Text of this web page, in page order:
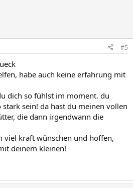
#5
habe auch keine erfahrung mit
dich so fühlst im moment. du
sein! da hast du meinen vollen
die dann irgendwann die
viel kraft wünschen und hoffen,
deinem kleinen!